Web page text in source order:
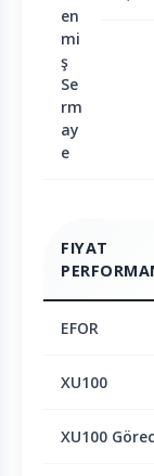
en
mi
ş
Se
rm
ay
e
FIYAT
EFOR
XU100
XU100